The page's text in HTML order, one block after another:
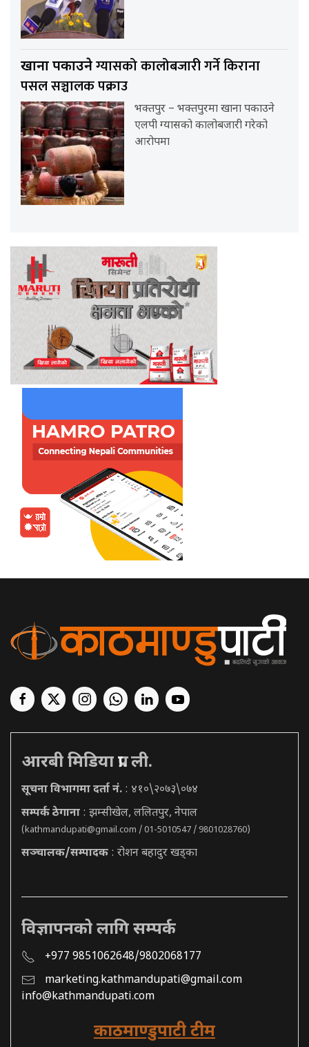
खाना पकाउनेग्यासको कालोबजारी गर्ने किराना
पसल सञ्चालक पक्राउ
भक्तपुर – भक्तपुरमा खाना पकाउने
एलपी ग्यासको कालोबजारी गरेको
आरोपमा
आरबी मिडिया प्रा. ली.
सूचना विभागमा दर्ता नं. : ४१०\२०७३\०७४
सम्पर्क ठेगाना : झम्सीखेल, ललितपुर, नेपाल
(kathmandupati@gmail.com / 01-5010547 / 9801028760)
सञ्चालक/सम्पादक : रोशन बहादुर खड्का
विज्ञापनको लागि सम्पर्क
+977 9851062648/9802068177
marketing.kathmandupati@gmail.com
info@kathmandupati.com
काठमाण्डुपाटी टीम